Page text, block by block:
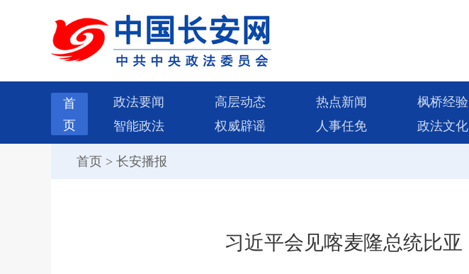
首
页
政法要闻 高层动态 热点新闻 枫桥经验
智能政法
权威辟谣 人事任免 政法文化
首页 > 长安播报
习近平会见喀麦隆总统比亚